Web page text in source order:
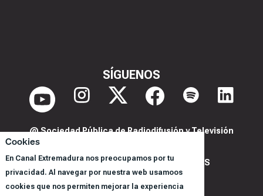
Cookies
En Canal Extremadura nos preocupamos por tu
privacidad. Al navegar por nuestra web usamoos
cookies que nos permiten mejorar la experiencia
SÍGUENOS
@ Sociedad Pública de Radiodifusión y Televisión
POLITICA DE PRIVACIDAD Y COOKIES